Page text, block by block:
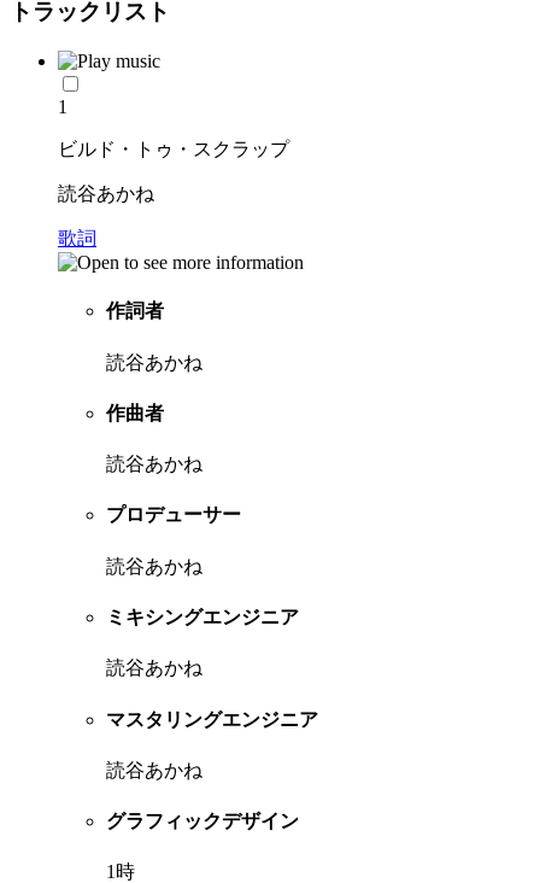
トラックリスト
1
ビルド・トゥ・スクラップ
読谷あかね
歌詞
作詞者
読谷あかね
作曲者
読谷あかね
プロデューサー
読谷あかね
ミキシングエンジニア
読谷あかね
マスタリングエンジニア
読谷あかね
グラフィックデザイン
1時